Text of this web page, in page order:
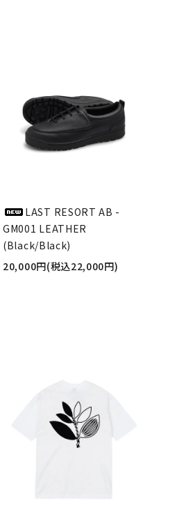
LAST RESORT AB -
GM001 LEATHER
(Black/Black)
20,000円(税込22,000円)